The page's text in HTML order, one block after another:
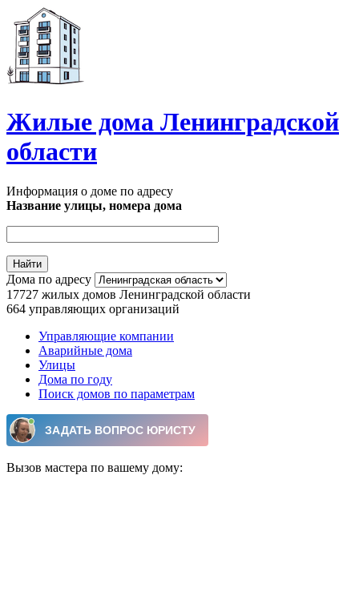
Перейти к основному содержанию
Жилые дома Ленинградской
области
Информация о доме по адресу
Название улицы, номера дома
Дома по адресу
17727 жилых домов Ленинградской области
664 управляющих организаций
Главное меню
Управляющие компании
Аварийные дома
Улицы
Дома по году
Поиск домов по параметрам
Вызов мастера по вашему дому: